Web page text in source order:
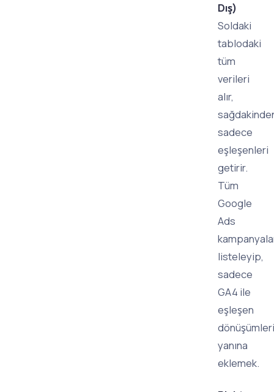
Dış)
Soldaki
tablodaki
tüm
verileri
alır,
sadece
eşleşenleri
getirir.
Tüm
Google
Ads
listeleyip,
sadece
GA4 ile
eşleşen
dönüşümleri
yanına
eklemek.